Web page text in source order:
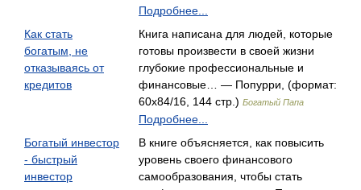
Подробнее...
Как стать
богатым, не
отказываясь от
кредитов
Книга написана для людей, которые
готовы произвести в своей жизни
глубокие профессиональные и
финансовые… — Попурри, (формат:
60x84/16, 144 стр.) Богатый Папа
Подробнее...
Богатый инвестор
- быстрый
инвестор
В книге объясняется, как повысить
уровень своего финансового
самообразования, чтобы стать